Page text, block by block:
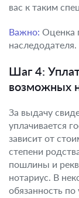
вас к таким
Важно: Оценка
наследодателя.
Шаг 4:
возможных
За выдачу
уплачивается
зависит от
степени
пошлины и
нотариус. В
обязанность